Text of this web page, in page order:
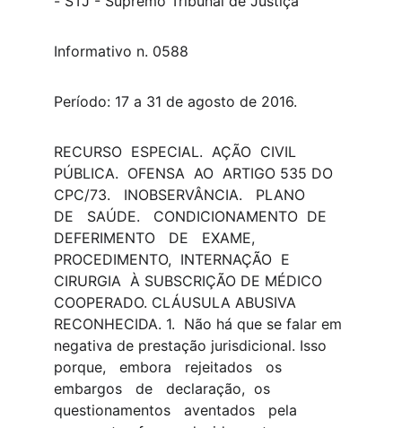
Informativo n. 0588
Período: 17 a 31 de agosto de 2016.
​RECURSO  ESPECIAL.  AÇÃO  CIVIL
PÚBLICA.  OFENSA  AO  ARTIGO 535 DO
CPC/73.   INOBSERVÂNCIA.   PLANO
DE   SAÚDE.   CONDICIONAMENTO  DE
DEFERIMENTO   DE   EXAME,
PROCEDIMENTO,  INTERNAÇÃO  E
CIRURGIA  À SUBSCRIÇÃO DE MÉDICO
COOPERADO. CLÁUSULA ABUSIVA
RECONHECIDA. 1.  Não há que se falar em
negativa de prestação jurisdicional. Isso
porque,   embora   rejeitados   os
embargos   de   declaração,  os
questionamentos   aventados   pela